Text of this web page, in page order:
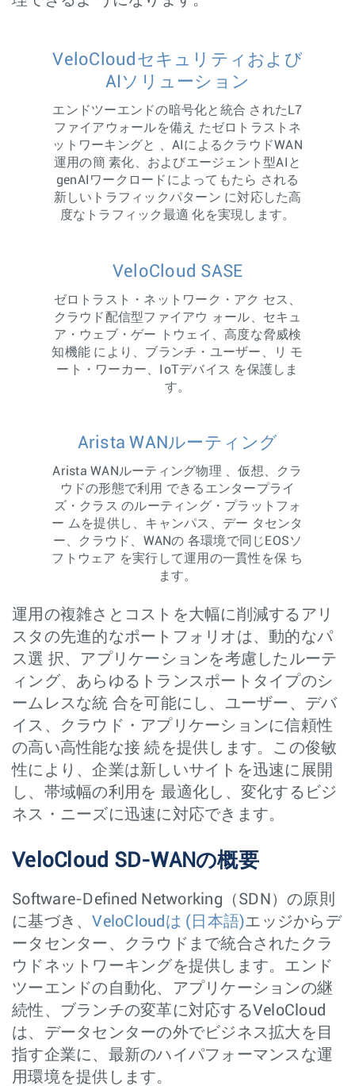
VeloCloudセキュリティおよび
AIソリューション
エンドツーエンドの暗号化と統合 されたL7
ファイアウォールを備え たゼロトラストネ
ットワーキングと 、AIによるクラウドWAN
運用の簡 素化、およびエージェント型AIと
genAIワークロードによってもたら される
新しいトラフィックパターン に対応した高
度なトラフィック最適 化を実現します。
VeloCloud SASE
ゼロトラスト・ネットワーク・アク セス、
クラウド配信型ファイアウ ォール、セキュ
ア・ウェブ・ゲー トウェイ、高度な脅威検
知機能 により、ブランチ・ユーザー、リ モ
ート・ワーカー、IoTデバイス を保護しま
す。
Arista WANルーティング
Arista WANルーティング物理 、仮想、クラ
ウドの形態で利用 できるエンタープライ
ズ・クラス のルーティング・プラットフォ
ー ムを提供し、キャンパス、デー タセンタ
ー、クラウド、WANの 各環境で同じEOSソ
フトウェア を実行して運用の一貫性を保 ち
ます。
運用の複雑さとコストを大幅に削減するアリ
スタの先進的なポートフォリオは、動的なパ
ス選 択、アプリケーションを考慮したルーテ
ィング、あらゆるトランスポートタイプのシ
ームレスな統 合を可能にし、ユーザー、デバ
イス、クラウド・アプリケーションに信頼性
の高い高性能な接 続を提供します。この俊敏
性により、企業は新しいサイトを迅速に展開
し、帯域幅の利用を 最適化し、変化するビジ
ネス・ニーズに迅速に対応できます。
VeloCloud SD-WANの概要
Software-Defined Networking（SDN）の原則
に基づき、VeloCloudは (日本語)エッジからデ
ータセンター、クラウドまで統合されたクラ
ウドネットワーキングを提供します。エンド
ツーエンドの自動化、アプリケーションの継
続性、ブランチの変革に対応するVeloCloud
は、データセンターの外でビジネス拡大を目
指す企業に、最新のハイパフォーマンスな運
用環境を提供します。